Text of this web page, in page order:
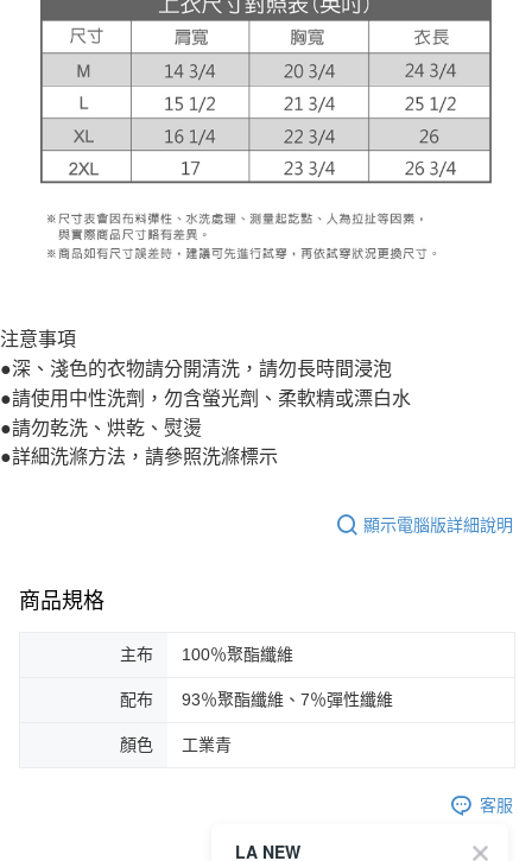
注意事項
●深、淺色的衣物請分開清洗，請勿長時間浸泡
●請使用中性洗劑，勿含螢光劑、柔軟精或漂白水
●請勿乾洗、烘乾、熨燙
●詳細洗滌方法，請參照洗滌標示
顯示電腦版詳細說明
商品規格
主布 100％聚酯纖維
配布 93％聚酯纖維、7％彈性纖維
顏色 工業青
客服
LA NEW